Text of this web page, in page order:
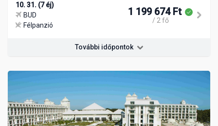
10. 31. (7 éj)
BUD
Félpanzió
1 199 674 Ft
/ 2 fő
További időpontok